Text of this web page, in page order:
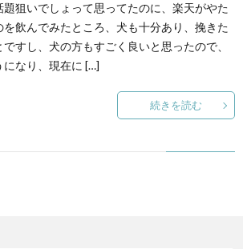
狙いでしょって思ってたのに、楽天がやた
を飲んでみたところ、犬も十分あり、挽きた
すし、犬の方もすごく良いと思ったので、
なり、現在に […]
続きを読む